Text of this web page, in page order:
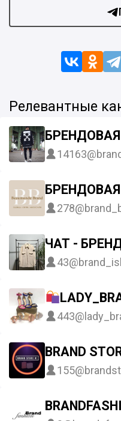
Релевантные
14163
278
ЧАТ -
43
443
BRAND
155